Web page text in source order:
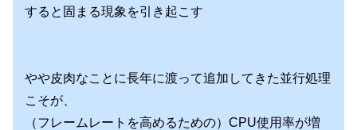
すると固まる現象を引き起こす
やや皮肉なことに長年に渡って追加してきた並行処理
こそが、
（フレームレートを高めるための）CPU使用率が増